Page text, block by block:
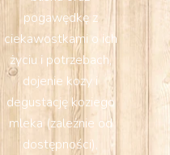
pogawędkę z
ciekawostkami o ich
życiu i potrzebach,
dojenie kozy i
degustację koziego
mleka (zależnie od
dostępności),